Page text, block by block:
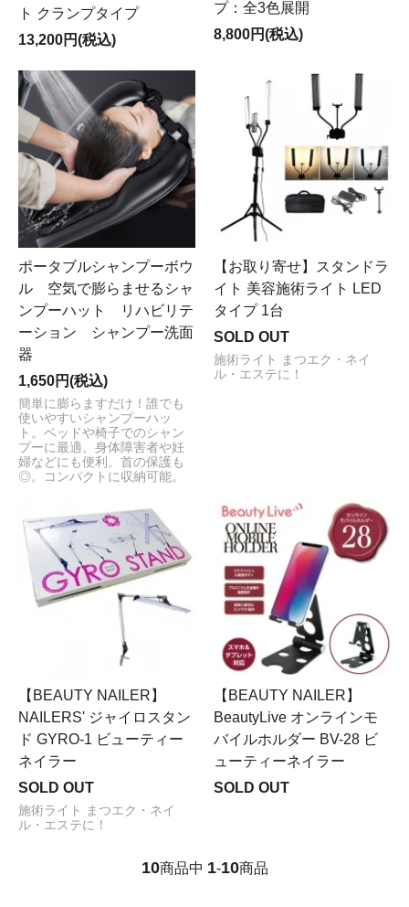
ト クランプタイプ
13,200円(税込)
プ：全3色展開
8,800円(税込)
ポータブルシャンプーボウ
ル 空気で膨らませるシャ
ンプーハット リハビリテ
ーション シャンプー洗面
器
1,650円(税込)
簡単に膨らますだけ！誰でも
使いやすいシャンプーハッ
ト。ベッドや椅子でのシャン
プーに最適。身体障害者や妊
婦などにも便利。首の保護も
◎。コンパクトに収納可能。
【お取り寄せ】スタンドラ
イト 美容施術ライト LED
タイプ 1台
SOLD OUT
施術ライト まつエク・ネイ
ル・エステに！
【BEAUTY NAILER】
NAILERS' ジャイロスタン
ド GYRO-1 ビューティー
ネイラー
SOLD OUT
施術ライト まつエク・ネイ
ル・エステに！
【BEAUTY NAILER】
BeautyLive オンラインモ
バイルホルダー BV-28 ビ
ューティーネイラー
SOLD OUT
10商品中 1-10商品